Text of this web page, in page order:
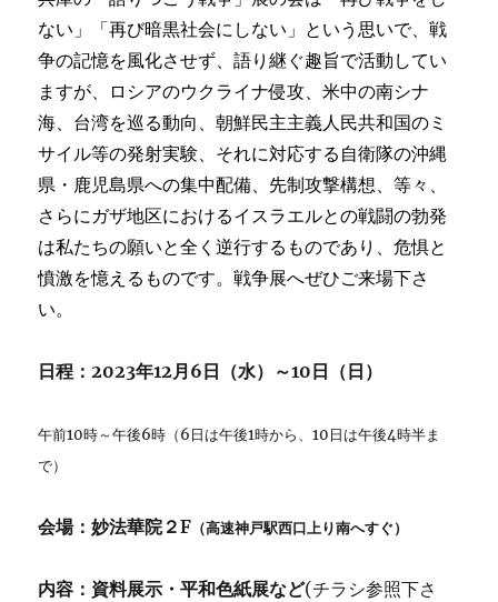
ない」「再び暗黒社会にしない」という思いで、戦
争の記憶を風化させず、語り継ぐ趣旨で活動してい
ますが、ロシアのウクライナ侵攻、米中の南シナ
海、台湾を巡る動向、朝鮮民主主義人民共和国のミ
サイル等の発射実験、それに対応する自衛隊の沖縄
県・鹿児島県への集中配備、先制攻撃構想、等々、
さらにガザ地区におけるイスラエルとの戦闘の勃発
は私たちの願いと全く逆行するものであり、危惧と
憤激を憶えるものです。戦争展へぜひご来場下さ
い。
日程：2023年12月6日（水）～10日（日）
午前10時～午後6時（6日は午後1時から、10日は午後4時半ま
で）
会場：妙法華院２F （高速神戸駅西口上り南へすぐ）
内容：資料展示・平和色紙展など(チラシ参照下さ